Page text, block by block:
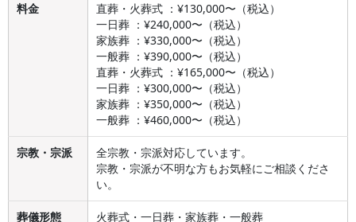
料金
直葬・火葬式 ：¥130,000〜（税込）
一日葬 ：¥240,000〜（税込）
家族葬 ：¥330,000〜（税込）
一般葬 ：¥390,000〜（税込）
直葬・火葬式 ：¥165,000〜（税込）
一日葬 ：¥300,000〜（税込）
家族葬 ：¥350,000〜（税込）
一般葬 ：¥460,000〜（税込）
宗教・宗派
全宗教・宗派対応しています。
宗教・宗派が不明な方もお気軽にご相談くださ
い。
葬儀形態 火葬式・一日葬・家族葬・一般葬